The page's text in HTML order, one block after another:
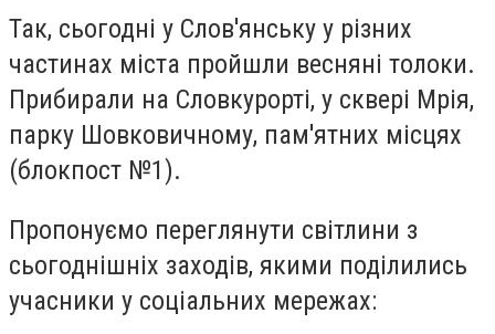
Так, сьогодні у Слов'янську у різних
частинах міста пройшли весняні толоки.
Прибирали на Словкурорті, у сквері Мрія,
парку Шовковичному, пам'ятних місцях
(блокпост №1).
Пропонуємо переглянути світлини з
сьогоднішніх заходів, якими поділились
учасники у соціальних мережах: